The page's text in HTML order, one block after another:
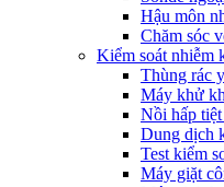
Hậu môn
Chăm sóc
Kiểm soát nhiễm
Thùng rác
Máy khử
Nồi hấp
Dung dịch
Test kiểm
Máy giặt